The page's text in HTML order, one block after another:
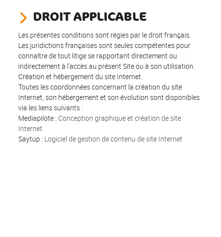
DROIT APPLICABLE
Les présentes conditions sont régies par le droit français.
Les juridictions françaises sont seules compétentes pour
connaître de tout litige se rapportant directement ou
indirectement à l'accès au présent Site ou à son utilisation.
Création et hébergement du site Internet.
Toutes les coordonnées concernant la création du site
Internet, son hébergement et son évolution sont disponibles
via les liens suivants :
Mediapilote : Conception graphique et création de site
Internet
Saytup : Logiciel de gestion de contenu de site Internet